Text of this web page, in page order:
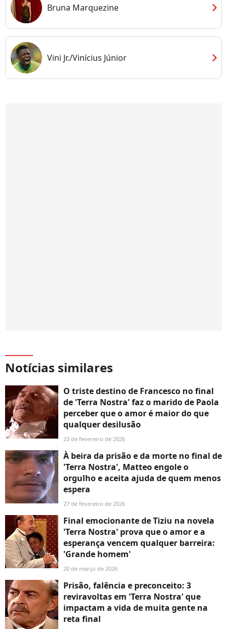
Bruna Marquezine chevron_right
Vini Jr./Vinícius Júnior chevron_right
Notícias similares
O triste destino de Francesco no final
de 'Terra Nostra' faz o marido de Paola
perceber que o amor é maior do que
qualquer desilusão
23 de fevereiro de 2026
À beira da prisão e da morte no final de
'Terra Nostra', Matteo engole o
orgulho e aceita ajuda de quem menos
espera
27 de fevereiro de 2026
Final emocionante de Tiziu na novela
'Terra Nostra' prova que o amor e a
esperança vencem qualquer barreira:
'Grande homem'
20 de março de 2026
Prisão, falência e preconceito: 3
reviravoltas em 'Terra Nostra' que
impactam a vida de muita gente na
reta final